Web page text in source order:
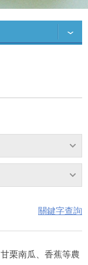
關鍵字查詢
栗南瓜、香蕉等農